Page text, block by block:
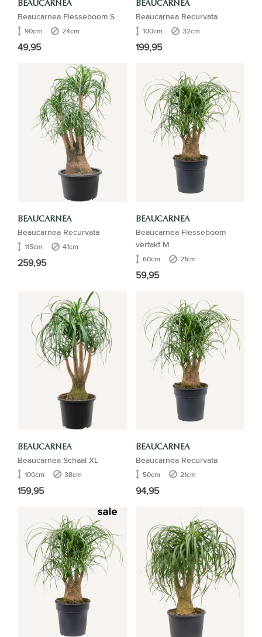
BEAUCARNEA
Beaucarnea Flesseboom S
90cm 24cm
49,95
BEAUCARNEA
Beaucarnea Recurvata
100cm 32cm
199,95
BEAUCARNEA
Beaucarnea Recurvata
115cm 41cm
259,95
BEAUCARNEA
Beaucarnea Flesseboom
vertakt M
60cm 21cm
59,95
BEAUCARNEA
Beaucarnea Schaal XL
100cm 38cm
159,95
BEAUCARNEA
Beaucarnea Recurvata
50cm 21cm
94,95